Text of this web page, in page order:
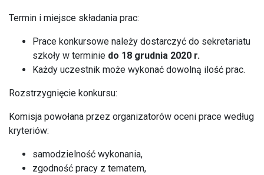
Termin i miejsce składania prac:
Prace konkursowe należy dostarczyć do sekretariatu
szkoły w terminie do 18 grudnia 2020 r.
Każdy uczestnik może wykonać dowolną ilość prac.
Rozstrzygnięcie konkursu:
Komisja powołana przez organizatorów oceni prace według
kryteriów:
samodzielność wykonania,
zgodność pracy z tematem,